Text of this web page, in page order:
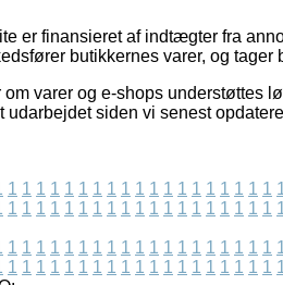
er finansieret af indtægter fra
butikkernes varer, og
varer og e-shops understøttes
udarbejdet siden vi senest
1 1 1 1 1 1 1 1 1 1 1 1 1 1 1 1 1 1 1
1 1 1 1 1 1 1 1 1 1 1 1 1 1 1 1 1 1 1
1 1 1 1 1 1 1 1 1 1 1 1 1 1 1 1 1 1 1
1 1 1 1 1 1 1 1 1 1 1 1 1 1 1 1 1 1 1